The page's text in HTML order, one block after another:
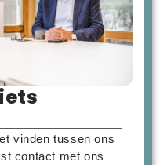
vinden tussen ons
contact met ons